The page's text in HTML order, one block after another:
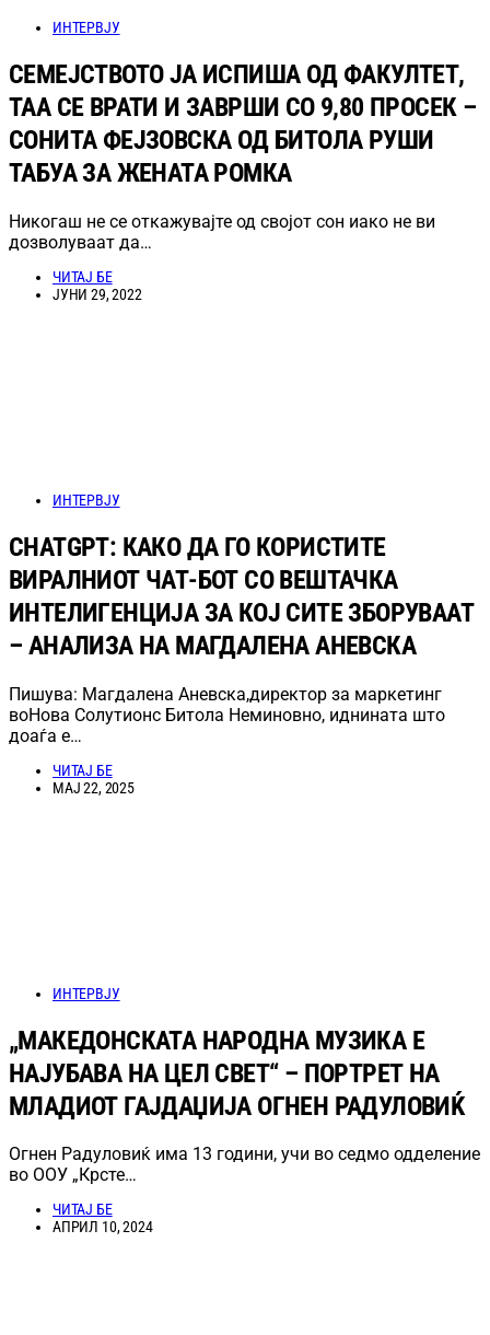
ИНТЕРВЈУ
СЕМЕЈСТВОТО ЈА ИСПИША ОД ФАКУЛТЕТ,
ТАА СЕ ВРАТИ И ЗАВРШИ СО 9,80 ПРОСЕК –
СОНИТА ФЕЈЗОВСКА ОД БИТОЛА РУШИ
ТАБУА ЗА ЖЕНАТА РОМКА
Никогаш не се откажувајте од својот сон иако не ви
дозволуваат да…
ЧИТАЈ БЕ
ЈУНИ 29, 2022
ИНТЕРВЈУ
CHATGPT: КАКО ДА ГО КОРИСТИТЕ
ВИРАЛНИОТ ЧАТ-БОТ СО ВЕШТАЧКА
ИНТЕЛИГЕНЦИЈА ЗА КОЈ СИТЕ ЗБОРУВААТ
– АНАЛИЗА НА МАГДАЛЕНА АНЕВСКА
Пишува: Магдалена Аневска,директор за маркетинг
воНова Солутионс Битола Неминовно, иднината што
доаѓа е…
ЧИТАЈ БЕ
МАЈ 22, 2025
ИНТЕРВЈУ
„МАКЕДОНСКАТА НАРОДНА МУЗИКА Е
НАЈУБАВА НА ЦЕЛ СВЕТ“ – ПОРТРЕТ НА
МЛАДИОТ ГАЈДАЏИЈА ОГНЕН РАДУЛОВИЌ
Огнен Радуловиќ има 13 години, учи во седмо одделение
во ООУ „Крсте…
ЧИТАЈ БЕ
АПРИЛ 10, 2024